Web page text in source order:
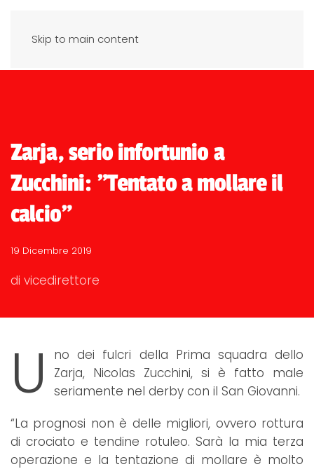
Skip to main content
Zarja, serio infortunio a
Zucchini: "Tentato a mollare il
calcio"
19 Dicembre 2019
di vicedirettore
U
no dei fulcri della Prima squadra dello
Zarja, Nicolas Zucchini, si è fatto male
seriamente nel derby con il San Giovanni.
“La prognosi non è delle migliori, ovvero rottura
di crociato e tendine rotuleo. Sarà la mia terza
operazione e la tentazione di mollare è molto